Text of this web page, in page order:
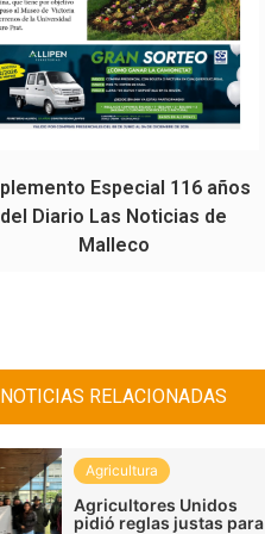
Especial 116 años
del Diario Las Noticias de
Malleco
NOTICIAS RELACIONADAS
Agricultura
Agricultores Unidos
pidió reglas justas para